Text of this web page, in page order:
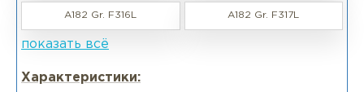
A182 Gr. F316L A182 Gr. F317L
показать всё
Характеристики: